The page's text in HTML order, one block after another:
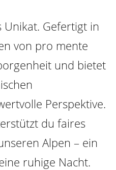
10ml essential
drops
Unikat. Gefertigt in
von pro mente
und bietet
Perspektive.
du faires
Alpen – ein
ruhige Nacht.